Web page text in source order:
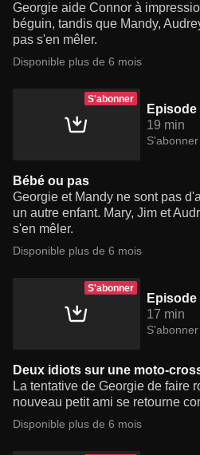
Georgie aide Connor à
béguin, tandis que Mandy,
pas s'en mêler.
Disponible plus de 6 mois
S'abonner
Episode
19 min
S'abonner
Bébé ou pas
Georgie et Mandy ne sont pas
un autre enfant. Mary, Jim et
s'en mêler.
Disponible plus de 6 mois
S'abonner
Episode
17 min
S'abonner
Deux idiots sur une moto-
La tentative de Georgie de faire
nouveau petit ami se retourne
Disponible plus de 6 mois